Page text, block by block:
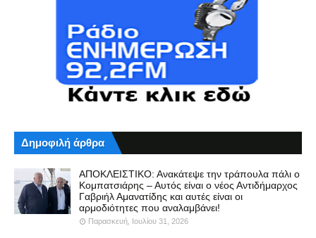
Δημοφιλή άρθρα
ΑΠΟΚΛΕΙΣΤΙΚΟ: Ανακάτεψε την τράπουλα πάλι ο
Κομπατσιάρης – Αυτός είναι ο νέος Αντιδήμαρχος
Γαβριήλ Αμανατίδης και αυτές είναι οι
αρμοδιότητες που αναλαμβάνει!
Παρασκευή, Ιουλίου 31, 2026